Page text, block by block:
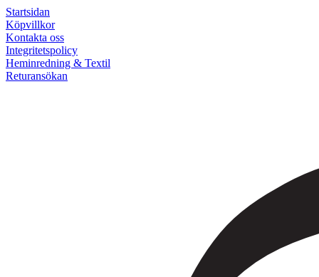
Startsidan
Köpvillkor
Kontakta oss
Integritetspolicy
Heminredning & Textil
Returansökan